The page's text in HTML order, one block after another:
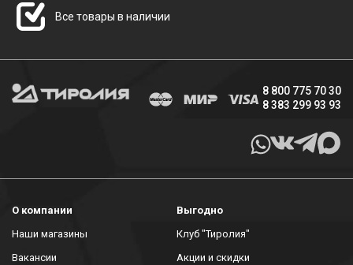
Все товары в наличии
8 800 775 70 30
8 383 299 93 93
О компании
Наши магазины
Вакансии
Выгодно
Клуб "Тиролия"
Акции и скидки